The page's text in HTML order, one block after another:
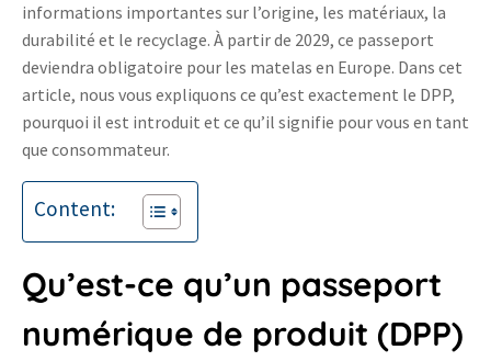
informations importantes sur l’origine, les matériaux, la
durabilité et le recyclage. À partir de 2029, ce passeport
deviendra obligatoire pour les matelas en Europe. Dans cet
article, nous vous expliquons ce qu’est exactement le DPP,
pourquoi il est introduit et ce qu’il signifie pour vous en tant
que consommateur.
Content:
Qu’est-ce qu’un passeport
numérique de produit (DPP)